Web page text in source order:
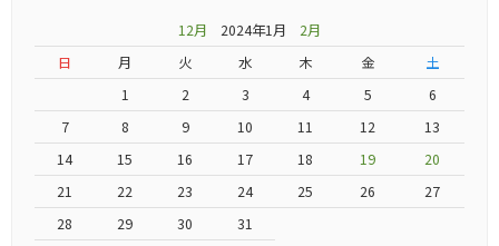
12月 2024年1月 2月
日
月 火 水 木 金
土
1
2 3 4 5
6
7
8 9 10 11 12
13
14
15 16 17 18 19
20
21
22 23 24 25 26
27
28
29 30 31